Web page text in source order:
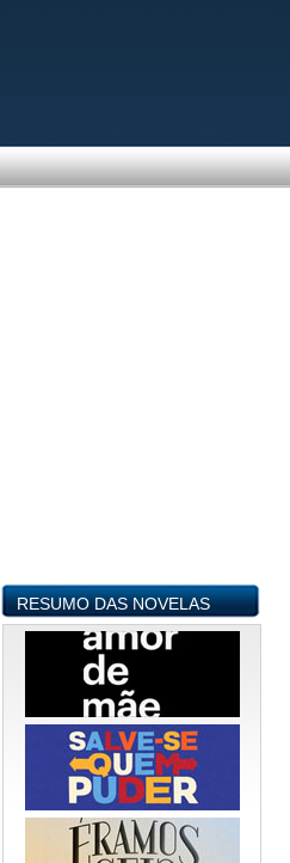
RESUMO DAS NOVELAS